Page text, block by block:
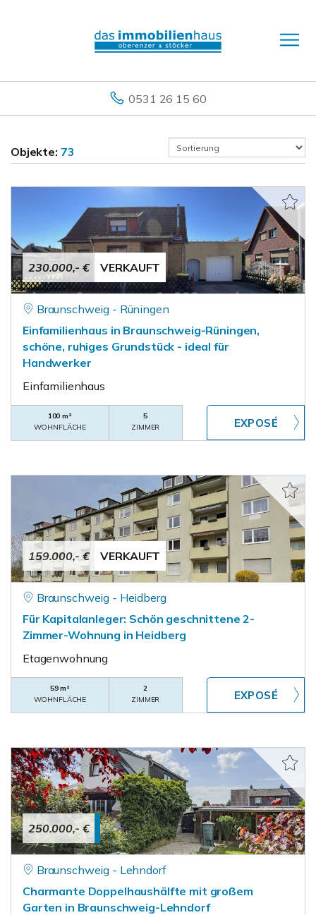
0531 26 15 60
Objekte: 73
230.000,- € VERKAUFT
Braunschweig - Rüningen
Einfamilienhaus in Braunschweig-Rüningen,
schöne, ruhiges Grundstück - ideal für
Handwerker
Einfamilienhaus
100 m²
WOHNFLÄCHE
5
ZIMMER
159.000,- € VERKAUFT
Braunschweig - Heidberg
Für Kapitalanleger: Schön geschnittene 2-
Zimmer-Wohnung in Heidberg
Etagenwohnung
59 m²
WOHNFLÄCHE
2
ZIMMER
250.000,- €
Braunschweig - Lehndorf
Charmante Doppelhaushälfte mit großem
Garten in Braunschweig-Lehndorf